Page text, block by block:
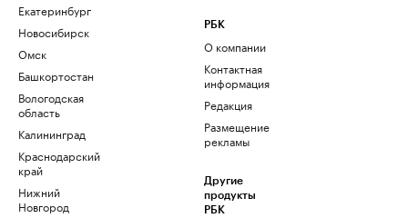
Екатеринбург
Новосибирск
Омск
Башкортостан
Вологодская
область
Калининград
Краснодарский
край
Нижний
Новгород
РБК
О компании
Контактная
информация
Редакция
Размещение
рекламы
Другие
продукты
РБК